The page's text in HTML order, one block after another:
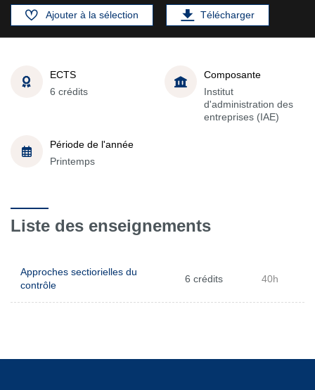
Ajouter à la sélection Télécharger
ECTS
6 crédits
Composante
Institut
d'administration des
entreprises (IAE)
Période de l'année
Printemps
Liste des enseignements
Approches sectiorielles du
contrôle
6 crédits 40h